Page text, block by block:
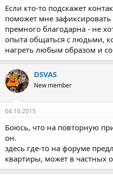
Если кто-то подскажет
поможет мне
премного благодарна - не
опыта общаться с людьми,
нагреть любым образом и
DSVAS
New member
04.10.2015
Боюсь, что на повторную
он.
здесь где-то на форуме
квартиры, может в частных